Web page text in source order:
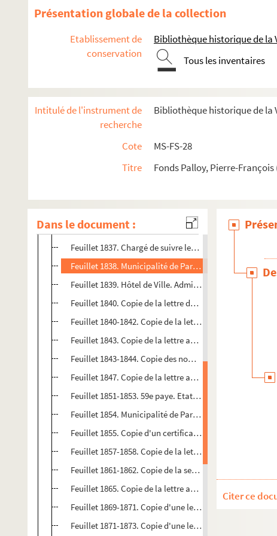
Présentation globale de la collection
Etablissement de
conservation
Bibliothèque historique de la
Tous les inventaires
Intitulé de l'instrument de
recherche
Bibliothèque historique de la
Cote
MS-FS-28
Titre
Fonds Palloy, Pierre-
Dans le document :
Feuillet 1802. Remerciements de Palloy
Feuillet 1804. Copie de la lettre adressée à Monsieur le
Feuillet 1805. Copie des lettres adressées aux députés
Feuillet 1807-1817. Ordre de la cérémonie pour le
Feuillet 1825. Lettre de Tirel à Palloy
Feuillet 1828. Municipalité de Paris. Département de
Feuillet 1831-1833. Copie d'une lettre de Morel
Feuillet 1834-1836. Réclamation rejetée par le trésor
Feuillet 1837. Chargé de suivre les travaux du marché
Feuillet 1838. Municipalité de Paris. Département des
Feuillet 1839. Hôtel de Ville. Administration des
Feuillet 1840. Copie de la lettre de Trudon à Palloy
Feuillet 1840-1842. Copie de la lettre adressée à
Feuillet 1843. Copie de la lettre adressée à Palloy par
Feuillet 1843-1844. Copie des noms des ouvriers payés
Feuillet 1847. Copie de la lettre adressée à Palloy par
Feuillet 1851-1853. 59e paye. Etat des opérations pour
Feuillet 1854. Municipalité de Paris. Département des
Feuillet 1855. Copie d'un certificat délivré par Tirel et
Feuillet 1857-1858. Copie de la lettre adressée à La
Feuillet 1861-1862. Copie de la seconde lettre d'avis
Feuillet 1865. Copie de la lettre adressée à chaque
Feuillet 1869-1871. Copie d'une lettre adressée à de
Feuillet 1871-1873. Copie d'une lettre adressée à Desilles
Citer ce